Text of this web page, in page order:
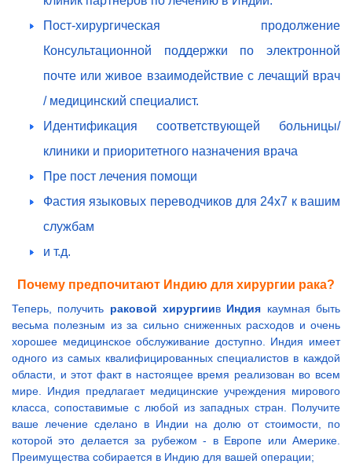
Пост-хирургическая продолжение
Консультационной поддержки по электронной
почте или живое взаимодействие с лечащий врач
/ медицинский специалист.
Идентификация соответствующей больницы/
клиники и приоритетного назначения врача
Пре пост лечения помощи
Фастия языковых переводчиков для 24x7 к вашим
службам
и т.д.
Почему предпочитают Индию для хирургии рака?
Теперь, получить раковой хирургиив Индия каумная быть
весьма полезным из за сильно сниженных расходов и очень
хорошее медицинское обслуживание доступно. Индия имеет
одного из самых квалифицированных специалистов в каждой
области, и этот факт в настоящее время реализован во всем
мире. Индия предлагает медицинские учреждения мирового
класса, сопоставимые с любой из западных стран. Получите
ваше лечение сделано в Индии на долю от стоимости, по
которой это делается за рубежом - в Европе или Америке.
Преимущества собирается в Индию для вашей операции;